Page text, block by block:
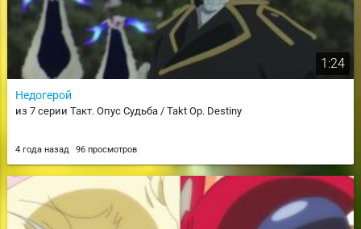
1:24
Недогерой
из 7 серии Такт. Опус Судьба / Takt Op. Destiny
4 года назад 96 просмотров